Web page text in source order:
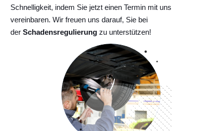
Schnelligkeit, indem Sie jetzt einen Termin mit uns
vereinbaren. Wir freuen uns darauf, Sie bei
der Schadensregulierung zu unterstützen!